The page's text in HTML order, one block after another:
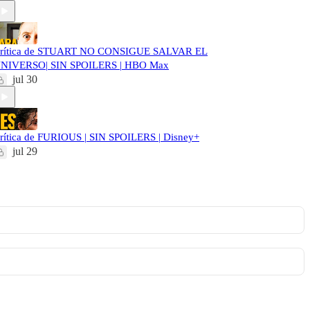
de STUART NO CONSIGUE SALVAR EL
SIN SPOILERS | HBO Max
jul 30
de FURIOUS | SIN SPOILERS | Disney+
jul 29